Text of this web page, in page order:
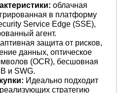
облачная
в платформу
Service Edge (SSE),
агент.
защита от рисков,
данных, оптическое
(OCR), бесшовная
и SWG.
Идеально подходит
стратегию